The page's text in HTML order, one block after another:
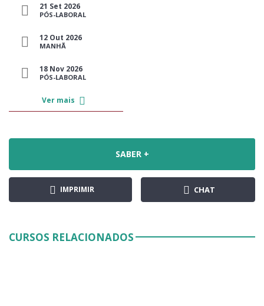
21 Set 2026
PÓS-LABORAL
12 Out 2026
MANHÃ
18 Nov 2026
PÓS-LABORAL
Ver mais
SABER +
IMPRIMIR CHAT
CURSOS RELACIONADOS